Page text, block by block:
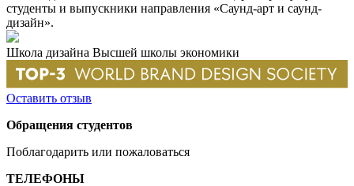
студенты и выпускники направления «Саунд-арт и саунд-
дизайн».
Школа дизайна Высшей школы экономики
Оставить отзыв
Обращения студентов
Поблагодарить или пожаловаться
ТЕЛЕФОНЫ